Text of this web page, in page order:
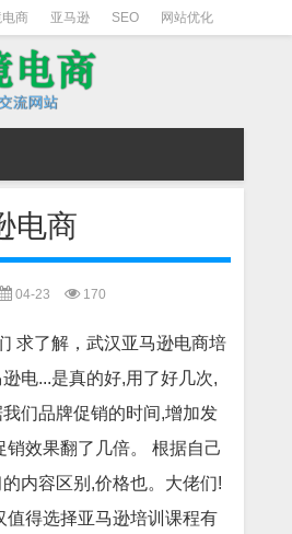
电商 亚马逊 SEO 网站优化
广告 facebook营销技巧
电商
04-23 170
求了解，武汉亚马逊电商培
电...是真的好,用了好几次,
们品牌促销的时间,增加发
销效果翻了几倍。 根据自己
内容区别,价格也。大佬们!
值得选择亚马逊培训课程有